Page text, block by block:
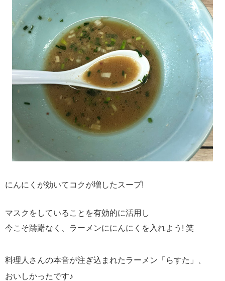
にんにくが効いてコクが増したスープ!
マスクをしていることを有効的に活用し
今こそ躊躇なく、ラーメンににんにくを入れよう! 笑
料理人さんの本音が注ぎ込まれたラーメン「らすた」、
おいしかったです♪